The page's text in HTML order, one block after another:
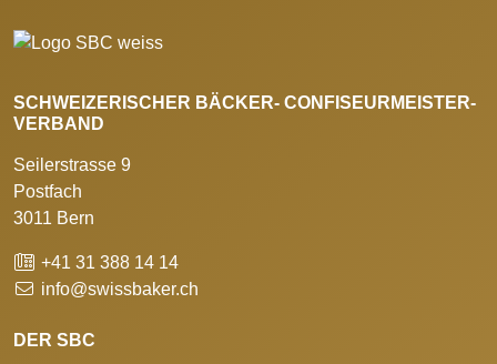
SCHWEIZERISCHER BÄCKER- CONFISEURMEISTER-
VERBAND
Seilerstrasse 9
Postfach
3011 Bern
+41 31 388 14 14
info@swissbaker.ch
DER SBC